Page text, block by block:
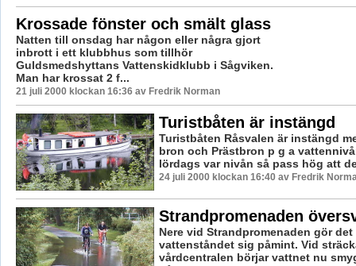
Krossade fönster och smält glass
Natten till onsdag har någon eller några gjort
inbrott i ett klubbhus som tillhör
Guldsmedshyttans Vattenskidklubb i Sågviken.
Man har krossat 2 f...
21 juli 2000 klockan 16:36 av Fredrik Norman
Turistbåten är instängd
Turistbåten Råsvalen är instängd
bron och Prästbron p g a
lördags var nivån så pass hög att
24 juli 2000 klockan 16:40 av Fredrik
Strandpromenaden
Nere vid Strandpromenaden gör det
vattenståndet sig påmint. Vid
vårdcentralen börjar vattnet nu